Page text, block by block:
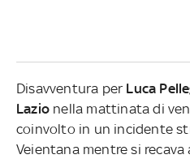
Disavventura per Luca
Lazio nella mattinata di
coinvolto in un incidente
Veientana mentre si recava